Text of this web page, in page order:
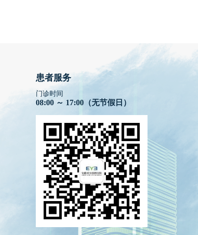
患者服务
门诊时间
08:00 ～ 17:00（无节假日）